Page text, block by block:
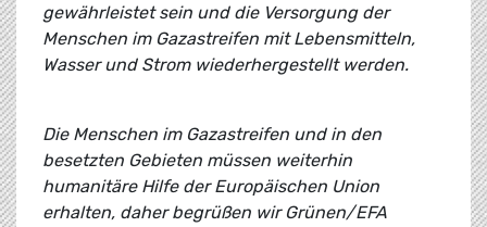
gewährleistet sein und die Versorgung der
Menschen im Gazastreifen mit Lebensmitteln,
Wasser und Strom wiederhergestellt werden.
Die Menschen im Gazastreifen und in den
besetzten Gebieten müssen weiterhin
humanitäre Hilfe der Europäischen Union
erhalten, daher begrüßen wir Grünen/EFA